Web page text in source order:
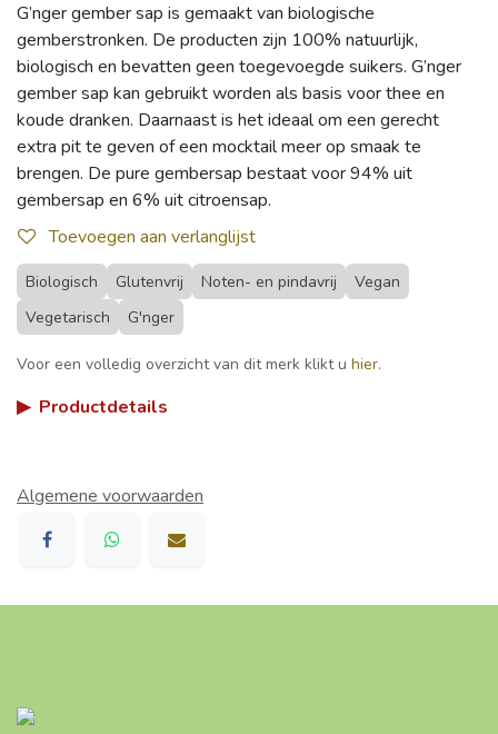
G’nger gember sap is gemaakt van biologische
gemberstronken. De producten zijn 100% natuurlijk,
biologisch en bevatten geen toegevoegde suikers. G’nger
gember sap kan gebruikt worden als basis voor thee en
koude dranken. Daarnaast is het ideaal om een gerecht
extra pit te geven of een mocktail meer op smaak te
brengen. De pure gembersap bestaat voor 94% uit
gembersap en 6% uit citroensap.
Toevoegen aan verlanglijst
Biologisch Glutenvrij Noten- en pindavrij
Vegan
Vegetarisch
G'nger
Voor een volledig overzicht van dit merk klikt u hier.
▶ Productdetails
Algemene voorwaarden